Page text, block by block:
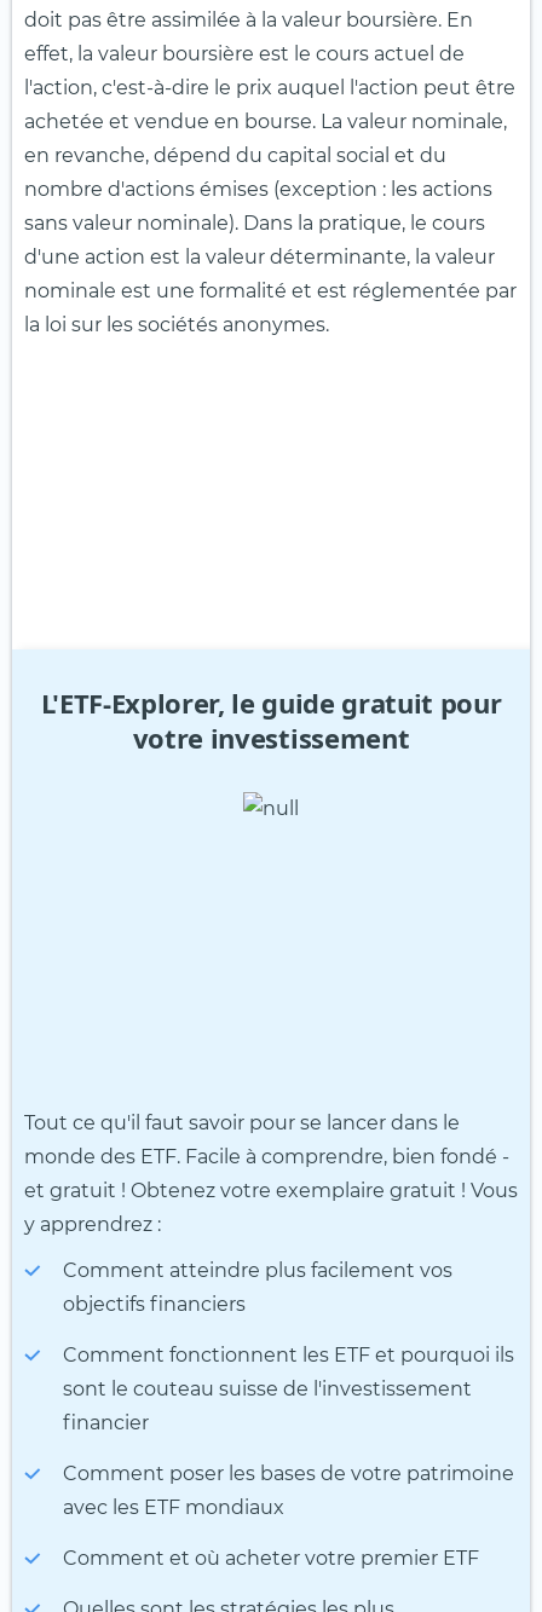
doit pas être assimilée à la valeur boursière. En
effet, la valeur boursière est le cours actuel de
l'action, c'est-à-dire le prix auquel l'action peut être
achetée et vendue en bourse. La valeur nominale,
en revanche, dépend du capital social et du
nombre d'actions émises (exception : les actions
sans valeur nominale). Dans la pratique, le cours
d'une action est la valeur déterminante, la valeur
nominale est une formalité et est réglementée par
la loi sur les sociétés anonymes.
L'ETF-Explorer, le guide gratuit pour
votre investissement
Tout ce qu'il faut savoir pour se lancer dans le
monde des ETF. Facile à comprendre, bien fondé -
et gratuit ! Obtenez votre exemplaire gratuit ! Vous
y apprendrez :
Comment atteindre plus facilement vos
objectifs financiers
Comment fonctionnent les ETF et pourquoi ils
sont le couteau suisse de l'investissement
financier
Comment poser les bases de votre patrimoine
avec les ETF mondiaux
Comment et où acheter votre premier ETF